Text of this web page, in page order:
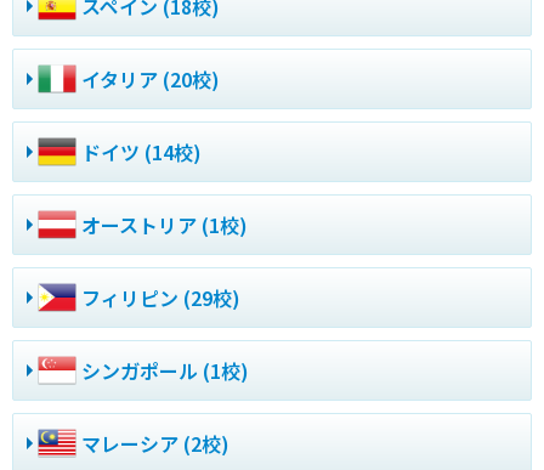
スペイン (18校)
イタリア (20校)
ドイツ (14校)
オーストリア (1校)
フィリピン (29校)
シンガポール (1校)
マレーシア (2校)